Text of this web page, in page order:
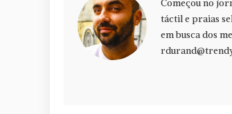
Começou no
táctil e praias
em busca dos